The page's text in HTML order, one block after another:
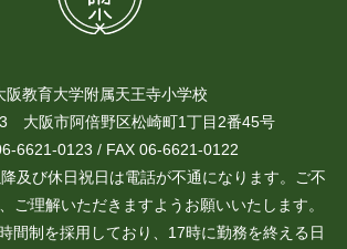
阪教育大学附属天王寺小学校
大阪市阿倍野区松崎町1丁目2番45号
6621-0123 / FAX 06-6621-0122
及び休日祝日は電話が不通になります。ご不
ご理解いただきますようお願いいたします。
間制を採用しており、17時に勤務を終える日